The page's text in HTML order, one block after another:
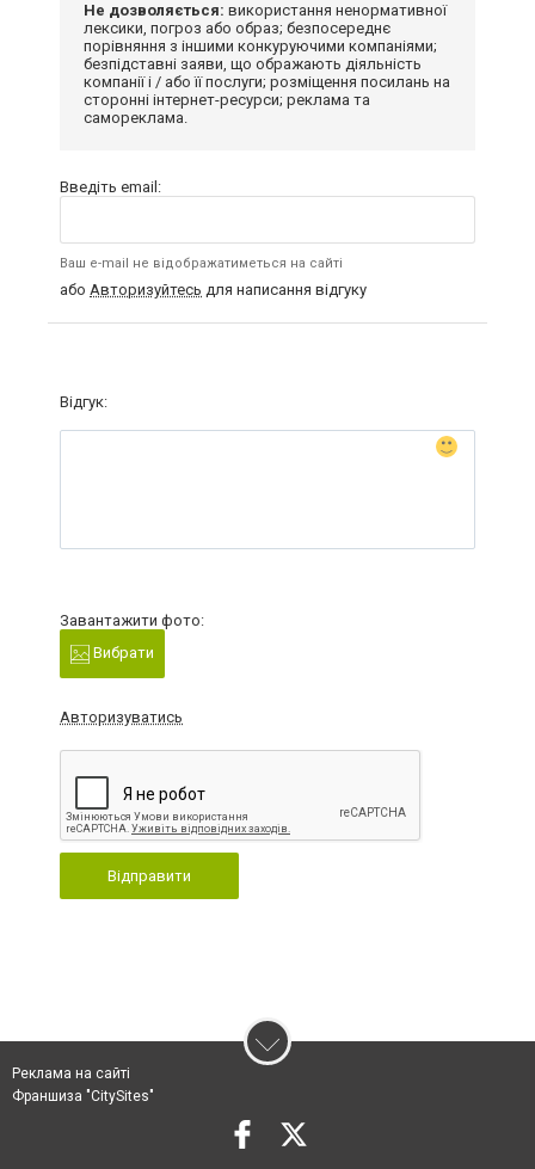
Не дозволяється: використання ненормативної
лексики, погроз або образ; безпосереднє
порівняння з іншими конкуруючими компаніями;
безпідставні заяви, що ображають діяльність
компанії і / або її послуги; розміщення посилань на
сторонні інтернет-ресурси; реклама та
самореклама.
Введіть email:
Ваш e-mail не відображатиметься на сайті
або Авторизуйтесь для написання відгуку
Відгук:
Завантажити фото:
Вибрати
Авторизуватись
Відправити
Реклама на сайті
Франшиза "CitySites"